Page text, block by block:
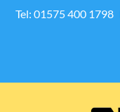
Tel: 01575 400 1798